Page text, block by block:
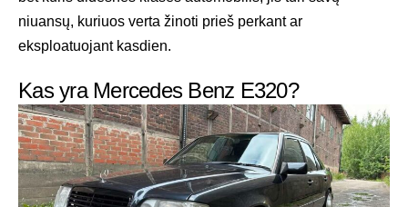
niuansų, kuriuos verta žinoti prieš perkant ar
eksploatuojant kasdien.
Kas yra Mercedes Benz E320?